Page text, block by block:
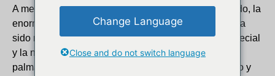
Hindi
Chinese
A medida que la industria de la palma sigue creciendo, la
enorme cantidad de residuos de cáscara de palma ha
sido motivo de gran preocupación. La estructura especial
y la naturaleza difícil de degradar de las cáscaras de
palma plantean grandes retos para su procesamiento y
Change Language
Close and do not switch language